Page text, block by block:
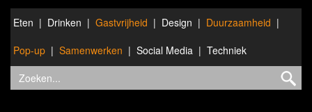
Eten Drinken Gastvrijheid Design
Duurzaamheid
Pop-up
Samenwerken Social Media Techniek